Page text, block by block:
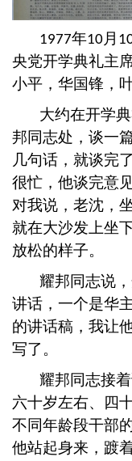
1977年10 月
央党开学典礼主
小平，华国锋，
大约在开学
邦同志处，谈一
几句话，就谈完
很忙，他谈完意
对我说，老沈，
就在大沙发上坐
放松的样子。
耀邦同志说
讲话，一个是华
的讲话稿，我让
写了。
耀邦同志接
六十岁左右、四
不同年龄段干部
他站起身来，踱